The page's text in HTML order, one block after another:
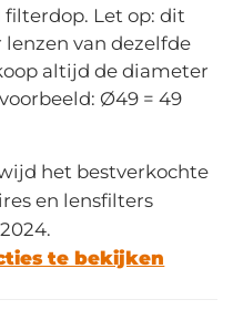
filterdop. Let op: dit
van dezelfde
altijd de diameter
Ø49 = 49
het bestverkochte
en lensfilters
te bekijken